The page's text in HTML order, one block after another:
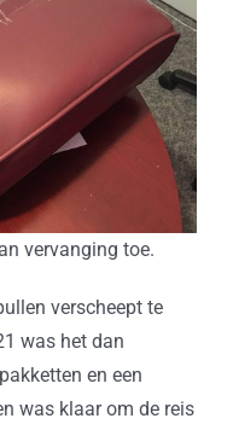
vervanging toe.
verscheept te
was het dan
en een
was klaar om de reis